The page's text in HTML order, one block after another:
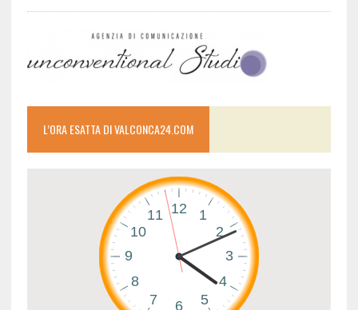
L’ORA ESATTA DI VALCONCA24.COM